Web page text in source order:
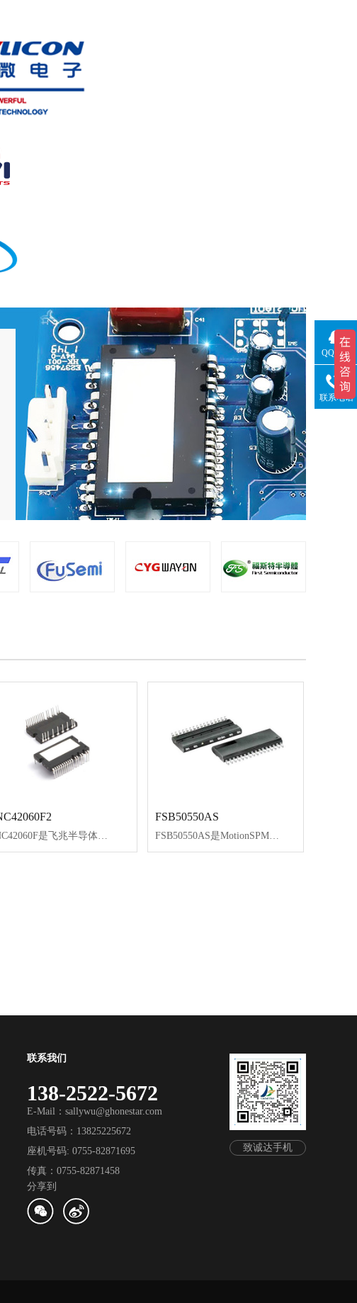
FNC42060F是飞兆半导体新开发的MotionSPM®45系列产品，为低功率应用（如空调和工业逆变器）中的交流电机驱动提供非常紧凑且高性能的逆变器解决方案。
FSB50550AS
FSB50550AS是MotionSPM®5系列产品，基于快速恢复MOSFET（FRFET®）技术，用作小功率电机驱动应用（如风扇和泵）的紧凑型逆变器解决方案。
致诚达手机
联系我们
138-2522-5672
E-Mail：sallywu@ghonestar.com
电话号码：13825225672
座机号码: 0755-82871695
传真：0755-82871458
分享到
QQ咨询
联系电话